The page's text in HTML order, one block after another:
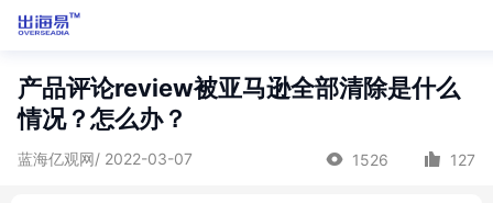
产品评论review被亚马逊全部清除是什么
情况？怎么办？
蓝海亿观网/ 2022-03-07 1526 127